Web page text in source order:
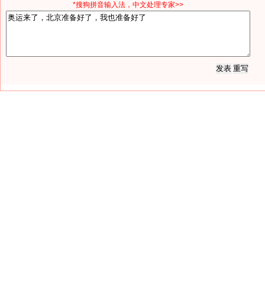
*搜狗拼音输入法，中文处理专家>>